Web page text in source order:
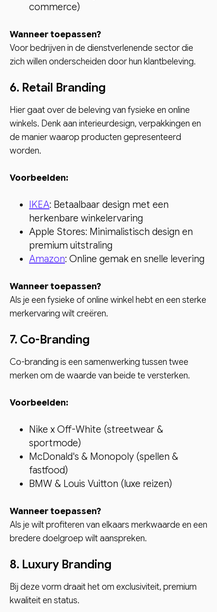
commerce)
Wanneer toepassen?
Voor bedrijven in de dienstverlenende sector die
zich willen onderscheiden door hun klantbeleving.
6. Retail Branding
Hier gaat over de beleving van fysieke en online
winkels. Denk aan interieurdesign, verpakkingen en
de manier waarop producten gepresenteerd
worden.
Voorbeelden:
IKEA: Betaalbaar design met een
herkenbare winkelervaring
Apple Stores: Minimalistisch design en
premium uitstraling
Amazon: Online gemak en snelle levering
Wanneer toepassen?
Als je een fysieke of online winkel hebt en een sterke
merkervaring wilt creëren.
7. Co-Branding
Co-branding is een samenwerking tussen twee
merken om de waarde van beide te versterken.
Voorbeelden:
Nike x Off-White (streetwear &
sportmode)
McDonald's & Monopoly (spellen &
fastfood)
BMW & Louis Vuitton (luxe reizen)
Wanneer toepassen?
Als je wilt profiteren van elkaars merkwaarde en een
bredere doelgroep wilt aanspreken.
8. Luxury Branding
Bij deze vorm draait het om exclusiviteit, premium
kwaliteit en status.